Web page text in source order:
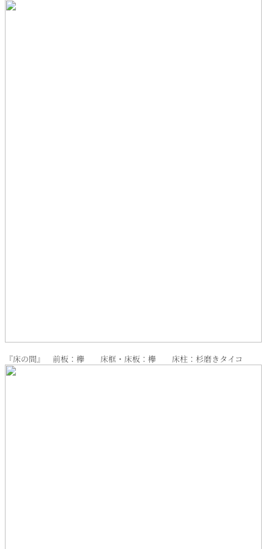
『床の間』 前板：欅 床框・床板：欅 床柱：杉磨きタイコ